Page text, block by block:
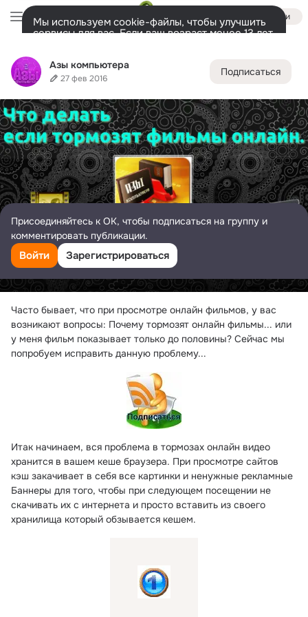
Азы компьютера
27 фев 2016
Подписаться
Часто бывает, что при просмотре онлайн фильмов, у вас
возникают вопросы: Почему тормозят онлайн фильмы... или
у меня фильм показывает только до половины? Сейчас мы
попробуем исправить данную проблему...
Итак начинаем, вся проблема в тормозах онлайн видео
хранится в вашем кеше браузера. При просмотре сайтов
кэш закачивает в себя все картинки и ненужные рекламные
Баннеры для того, чтобы при следующем посещении не
скачивать их с интернета и просто вставить из своего
хранилища который обзывается кешем.
Войти
Мы используем cookie-файлы, чтобы улучшить
сервисы для вас. Если ваш возраст менее 13 лет,
представитель.
Разрешить все
Лента Участники 165K 41K Ещё
Дополнительная
колонка
Всё9 516 Обсуждаемые
Присоединяйтесь к ОК, чтобы подписаться на группу и
комментировать публикации.
Войти Зарегистрироваться